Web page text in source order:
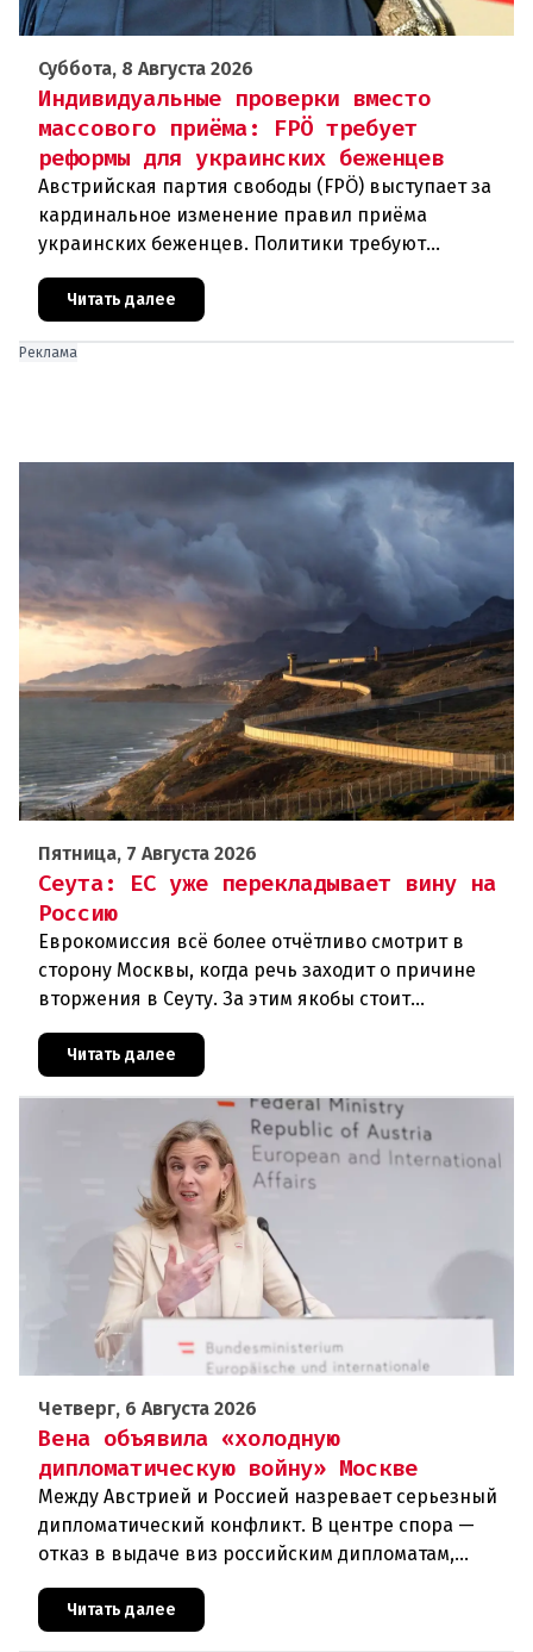
Суббота, 8 Августа 2026
Индивидуальные проверки вместо
массового приёма: FPÖ требует
реформы для украинских беженцев
Австрийская партия свободы (FPÖ) выступает за
кардинальное изменение правил приёма
украинских беженцев. Политики требуют
отменить автоматическое предоставление
убежища и ввести индивидуальные проверки
Читать далее
Реклама
Пятница, 7 Августа 2026
Сеута: ЕС уже перекладывает вину на
Россию
Еврокомиссия всё более отчётливо смотрит в
сторону Москвы, когда речь заходит о причине
вторжения в Сеуту. За этим якобы стоит
дней около 72 000 человек п
Читать далее
Четверг, 6 Августа 2026
Вена объявила «холодную
дипломатическую войну» Москве
Между Австрией и Россией назревает серьезный
дипломатический конфликт. В центре спора —
отказ в выдаче виз российским дипломатам,
сотрудникам посольства и работникам
международных организаций, которые
Читать далее